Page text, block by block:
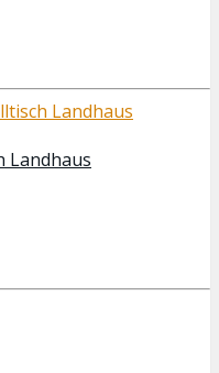
Landhaus